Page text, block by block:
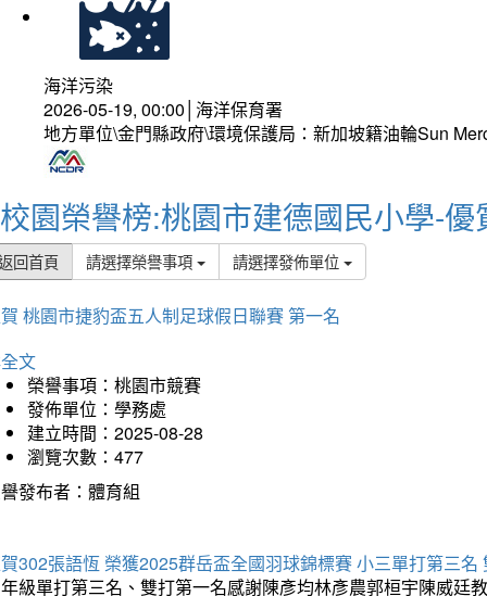
海洋污染
2026-05-19, 00:00│海洋保育署
地方單位\金門縣政府\環境保護局：新加坡籍油輪Sun
校園榮譽榜:桃園市建德國民小學-優
回首頁 請選擇榮譽事項 請選擇發佈單位
桃園市捷豹盃五人制足球假日聯賽 第一名
文
榮譽事項：桃園市競賽
發佈單位：學務處
建立時間：2025-08-28
瀏覽次數：477
發布者：體育組
302張語恆 榮獲2025群岳盃全國羽球錦標賽 小三單打第三名
級單打第三名、雙打第一名感謝陳彥均林彥農郭桓宇陳威廷